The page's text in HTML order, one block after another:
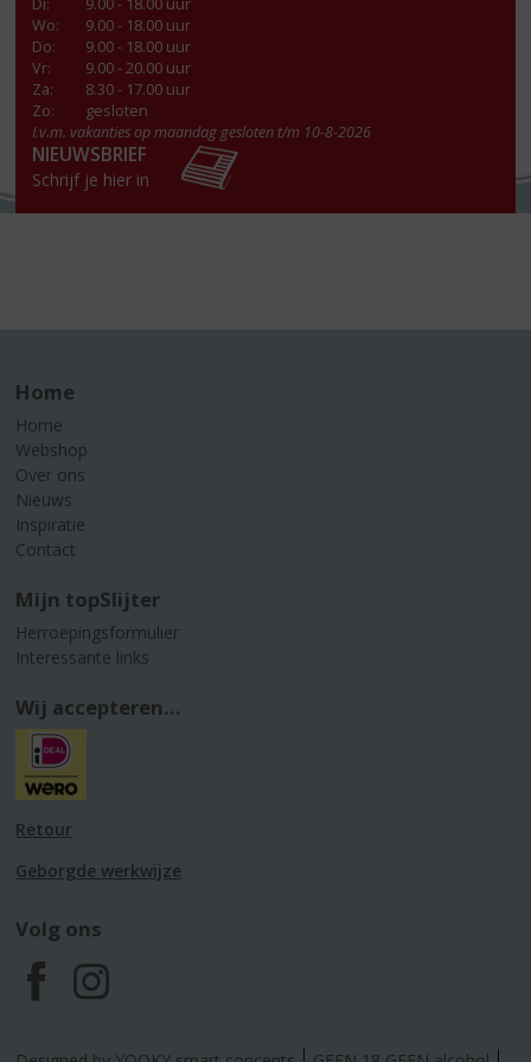
Wo:
9.00 - 18.00 uur
Do:
9.00 - 18.00 uur
Vr:
9.00 - 20.00 uur
Za:
8.30 - 17.00 uur
Zo:
gesloten
I.v.m. vakanties op maandag gesloten t/m 10-8-2026
NIEUWSBRIEF
Schrijf je hier in
Home
Home
Webshop
Over ons
Nieuws
Inspiratie
Contact
Mijn topSlijter
Herroepingsformulier
Interessante links
Wij accepteren...
Retour
Geborgde werkwijze
Volg ons
F
a
I
n